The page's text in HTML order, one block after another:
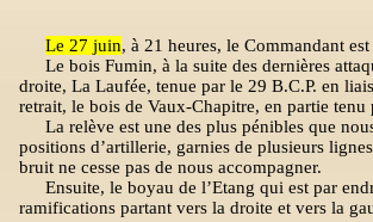
Le 27 juin, à 21 heures, le Commandant
Le bois Fumin, à la suite des dernières
droite, La Laufée, tenue par le 29 B.C.P. en
retrait, le bois de Vaux-Chapitre, en partie tenu
La relève est une des plus pénibles que
positions d’artillerie, garnies de plusieurs
bruit ne cesse pas de nous accompagner.
Ensuite, le boyau de l’Etang qui est par
ramifications partant vers la droite et vers la